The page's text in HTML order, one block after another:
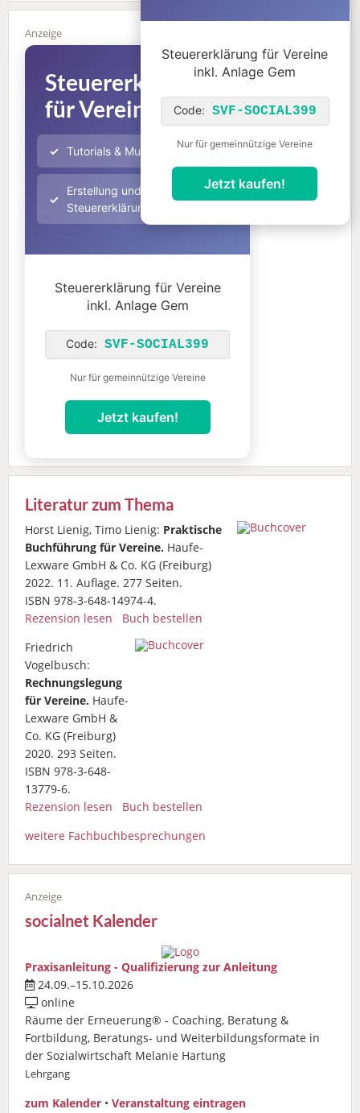
Steuererklärung für Vereine
inkl. Anlage Gem
Code: SVF-SOCIAL399
Nur für gemeinnützige Vereine
Jetzt kaufen!
650,00€
399,00€
Steuererklärung
für Vereine
Tutorials & Muster
Erstellung und Abgabe der
Steuererklärung
Steuererklärung für Vereine
inkl. Anlage Gem
Code: SVF-SOCIAL399
Nur für gemeinnützige Vereine
Jetzt kaufen!
Literatur zum Thema
Horst Lienig, Timo Lienig: Praktische
Buchführung für Vereine. Haufe-
Lexware GmbH & Co. KG (Freiburg)
2022. 11. Auflage. 277 Seiten.
ISBN 978-3-648-14974-4.
Rezension lesen
Buch bestellen
Friedrich
Vogelbusch:
Rechnungslegung
für Vereine. Haufe-
Lexware GmbH &
Co. KG (Freiburg)
2020. 293 Seiten.
ISBN 978-3-648-
13779-6.
Rezension lesen
Buch bestellen
weitere Fachbuchbesprechungen
socialnet Kalender
Praxisanleitung - Qualifizierung zur Anleitung
24.09.–15.10.2026
online
Räume der Erneuerung® - Coaching, Beratung &
Fortbildung, Beratungs- und Weiterbildungsformate in
der Sozialwirtschaft Melanie Hartung
Lehrgang
zum Kalender • Veranstaltung eintragen